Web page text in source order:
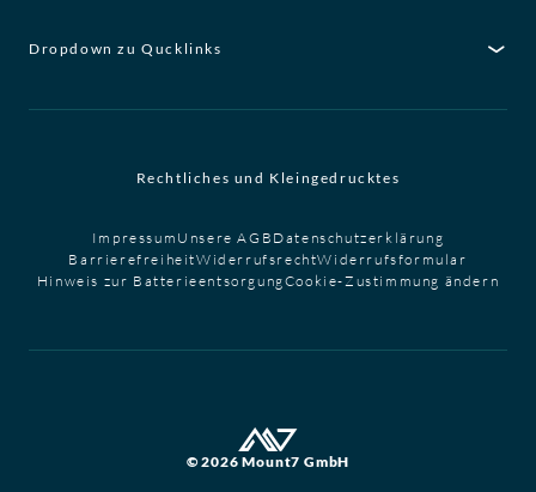
Dropdown zu Qucklinks
Rechtliches und Kleingedrucktes
Impressum Unsere AGB Datenschutzerklärung
BarrierefreiheitWiderrufsrechtWiderrufsformular
Hinweis zur BatterieentsorgungCookie-Zustimmung ändern
© 2026 Mount7 GmbH